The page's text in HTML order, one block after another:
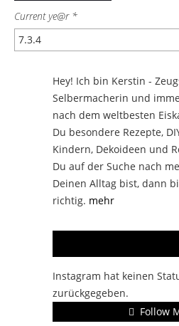
Current ye@r *
Hey! Ich bin Kerstin -
Selbermacherin und
nach dem weltbesten
Du besondere Rezepte,
Kindern, Dekoideen und
Du auf der Suche nach
Deinen Alltag bist, dann
richtig. mehr
Instagram hat keinen
zurückgegeben.
Follow